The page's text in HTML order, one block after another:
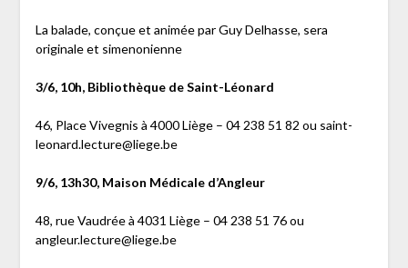
La balade, conçue et animée par Guy Delhasse, sera
originale et simenonienne
3/6, 10h, Bibliothèque de Saint-Léonard
46, Place Vivegnis à 4000 Liège – 04 238 51 82 ou saint-
leonard.lecture@liege.be
9/6, 13h30, Maison Médicale d’Angleur
48, rue Vaudrée à 4031 Liège – 04 238 51 76 ou
angleur.lecture@liege.be